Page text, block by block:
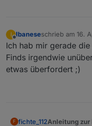
I
Offline
Ibaneseschrieb am 16.
zuletzt editiert
Ich hab mir gerade
Finds irgendwie
etwas überfordert ;)
F fichte_112Anleitung zur